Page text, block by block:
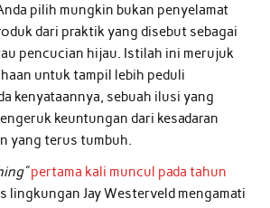
pilih mungkin bukan penyelamat
dari praktik yang disebut sebagai
pencucian hijau. Istilah ini merujuk
untuk tampil lebih peduli
kenyataannya, sebuah ilusi yang
keuntungan dari kesadaran
yang terus tumbuh.
pertama kali muncul pada tahun
lingkungan Jay Westerveld mengamati